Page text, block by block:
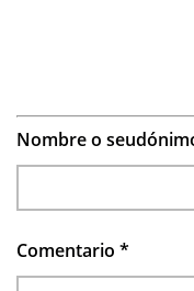
Nombre o
Comentario *